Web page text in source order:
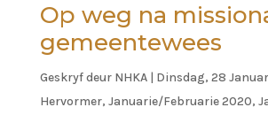
Op weg na
gemeentewees
Geskryf deur NHKA| Dinsdag, 28
Hervormer, Januarie/Februarie 2020,